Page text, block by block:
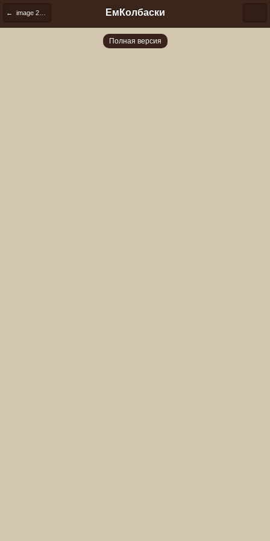
← image 2024 11 02 14 05 10 ЕмКолбаски
Полная версия